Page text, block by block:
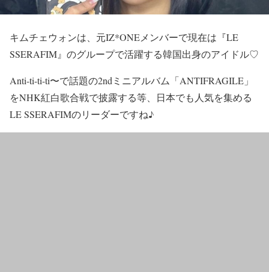
キムチェウォンは、元IZ*ONEメンバーで現在は 『LE
SSERAFIM』 のグループで活躍する韓国出身のアイドル♡
Anti-ti-ti-ti〜で話題の2ndミニアルバム「ANTIFRAGILE」
をNHK紅白歌合戦で披露する等、日本でも人気を集める
LE SSERAFIMのリーダーですね♪